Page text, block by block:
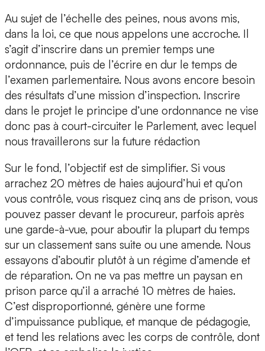
Au sujet de l’échelle des peines, nous avons mis,
dans la loi, ce que nous appelons une accroche. Il
s’agit d’inscrire dans un premier temps une
ordonnance, puis de l’écrire en dur le temps de
l’examen parlementaire. Nous avons encore besoin
des résultats d’une mission d’inspection. Inscrire
dans le projet le principe d’une ordonnance ne vise
donc pas à court-circuiter le Parlement, avec lequel
nous travaillerons sur la future rédaction
Sur le fond, l’objectif est de simplifier. Si vous
arrachez 20 mètres de haies aujourd’hui et qu’on
vous contrôle, vous risquez cinq ans de prison, vous
pouvez passer devant le procureur, parfois après
une garde-à-vue, pour aboutir la plupart du temps
sur un classement sans suite ou une amende. Nous
essayons d’aboutir plutôt à un régime d’amende et
de réparation. On ne va pas mettre un paysan en
prison parce qu’il a arraché 10 mètres de haies.
C’est disproportionné, génère une forme
d’impuissance publique, et manque de pédagogie,
et tend les relations avec les corps de contrôle, dont